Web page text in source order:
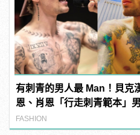
有刺青的男人最 Man！貝克
恩、肖恩「行走刺青範本」
範！
FASHION